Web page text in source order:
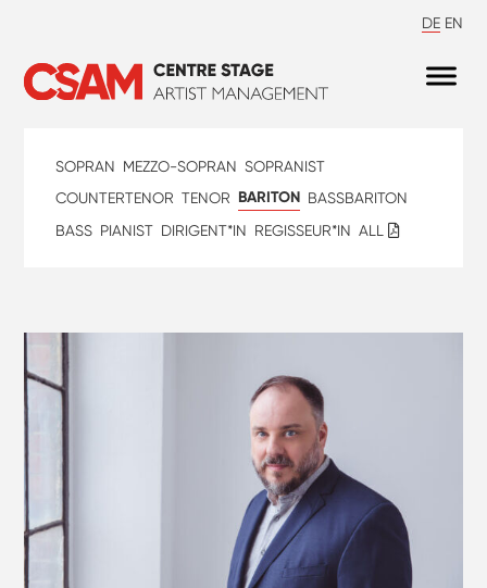
DE EN
SOPRAN MEZZO-SOPRAN SOPRANIST
COUNTERTENOR TENOR BARITON BASSBARITON
BASS PIANIST DIRIGENT*IN REGISSEUR*IN ALL